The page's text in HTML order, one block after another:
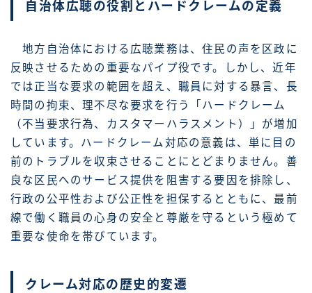
自治体広聴の役割とハードクレームの定義
地方自治体における広聴業務は、住民の声を区政に
反映させるための重要なパイプ役です。しかし、近年
では正当な要求の範囲を超え、職員に対する暴言、長
時間の拘束、理不尽な要求を行う「ハードクレーム
（不当要求行為、カスタマーハラスメント）」が増加
しています。ハードクレーム対応の意義は、単に目の
前のトラブルを収束させることにとどまりません。善
良な区民へのサービス提供を阻害する要因を排除し、
行政の公平性および公正性を担保するとともに、最前
線で働く職員の心身の安全と尊厳を守るという極めて
重要な使命を帯びています。
クレーム対応の歴史的変遷